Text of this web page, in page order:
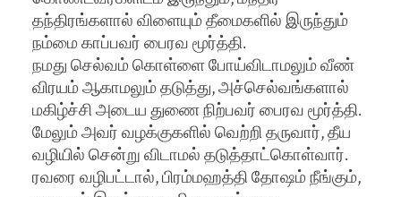
தந்திரங்களால் விளையும் தீமைகளில் இருந்தும்
நம்மை காப்பவர் பைரவ மூர்த்தி.
நமது செல்வம் கொள்ளை போய்விடாமலும் வீண்
விரயம் ஆகாமலும் தடுத்து, அச்செல்வங்களால்
மகிழ்ச்சி அடைய துணை நிற்பவர் பைரவ மூர்த்தி.
மேலும் அவர் வழக்குகளில் வெற்றி தருவார், தீய
வழியில் சென்று விடாமல் தடுத்தாட்கொள்வார்.
ரவரை வழிபட்டால், பிரம்மஹத்தி தோஷம் நீங்கும்,